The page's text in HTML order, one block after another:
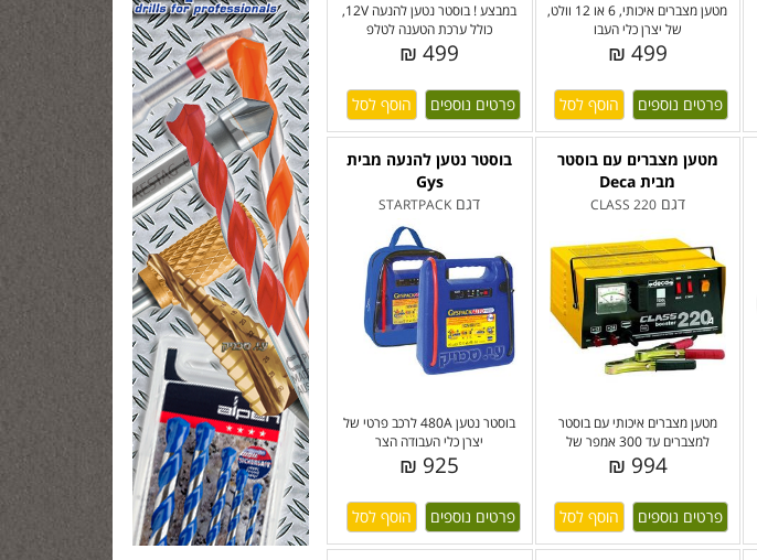
במבצע ! בוסטר נטען להנעה 12V,
כולל ערכת הטענה לטלפ
499 ₪
פרטים נוספים
מטען מצברים איכותי, 6 או 12 וולט,
של יצרן כלי העבו
499 ₪
פרטים נוספים
בוסטר נטען להנעה מבית
Gys
דגם STARTPACK
בוסטר נטען 480A לרכב פרטי של
יצרן כלי העבודה הצר
925 ₪
פרטים נוספים
מטען מצברים עם בוסטר
מבית Deca
דגםCLASS 220
מטען מצברים איכותי עם בוסטר
למצברים עד 300 אמפר של
994 ₪
פרטים נוספים